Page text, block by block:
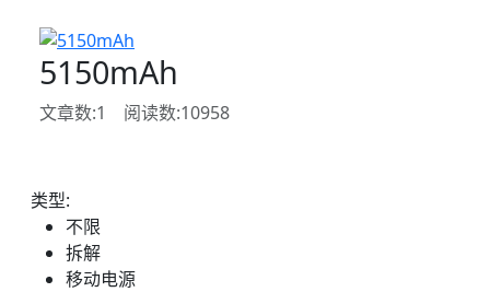
5150mAh
文章数:1 阅读数:10958
类型:
不限
拆解
移动电源